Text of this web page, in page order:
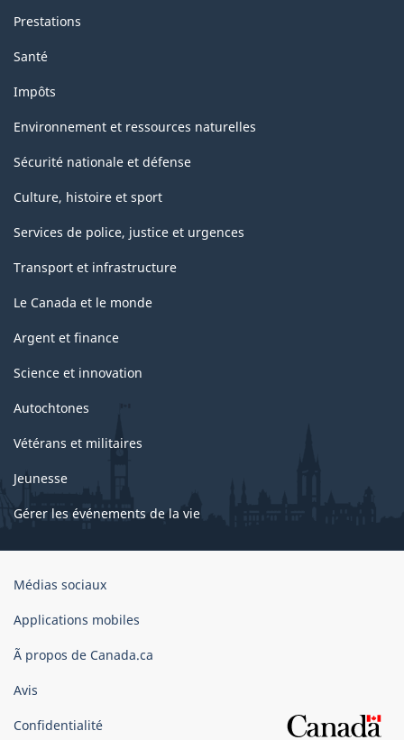
Prestations
Santé
Impôts
Environnement et ressources naturelles
Sécurité nationale et défense
Culture, histoire et sport
Services de police, justice et urgences
Transport et infrastructure
Le Canada et le monde
Argent et finance
Science et innovation
Autochtones
Vétérans et militaires
Jeunesse
Gérer les événements de la vie
Organisation
gouvernement
Canada
Médias sociaux
Applications mobiles
Ã propos de Canada.ca
Avis
Confidentialité